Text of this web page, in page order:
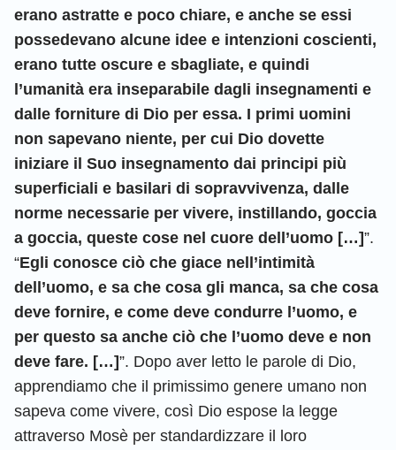
erano astratte e poco chiare, e anche se essi
possedevano alcune idee e intenzioni coscienti,
erano tutte oscure e sbagliate, e quindi
l’umanità era inseparabile dagli insegnamenti e
dalle forniture di Dio per essa. I primi uomini
non sapevano niente, per cui Dio dovette
iniziare il Suo insegnamento dai principi più
superficiali e basilari di sopravvivenza, dalle
norme necessarie per vivere, instillando, goccia
a goccia, queste cose nel cuore dell’uomo […]”.
“Egli conosce ciò che giace nell’intimità
dell’uomo, e sa che cosa gli manca, sa che cosa
deve fornire, e come deve condurre l’uomo, e
per questo sa anche ciò che l’uomo deve e non
deve fare. […]”. Dopo aver letto le parole di Dio,
apprendiamo che il primissimo genere umano non
sapeva come vivere, così Dio espose la legge
attraverso Mosè per standardizzare il loro